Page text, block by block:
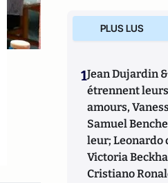
PLUS LUS
1Jean Dujardin
étrennent
amours,
Samuel
leur; Leonardo
Victoria
Cristiano